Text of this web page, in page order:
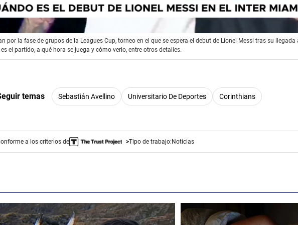
por la fase de grupos de la Leagues Cup, torneo en el que se espera el debut de Lionel Messi tras su llegada
el partido, a qué hora se juega y cómo verlo, entre otros detalles.
temas Sebastián Avellino Universitario De Deportes Corinthians
a los criterios de Tipo de trabajo: Noticias